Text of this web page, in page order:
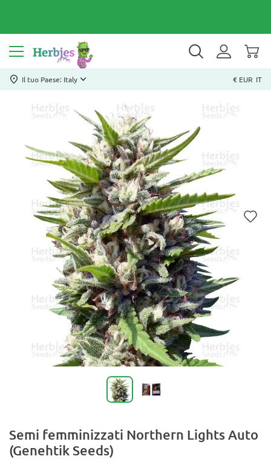
Il tuo Paese: Italy € EUR IT
Semi femminizzati Northern Lights Auto
(Genehtik Seeds)